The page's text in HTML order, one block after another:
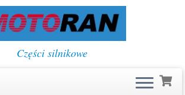
Części silnikowe